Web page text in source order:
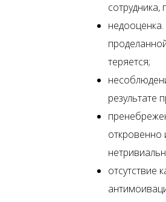
сотрудника,
теряется;
результате
откровенно
отсутствие